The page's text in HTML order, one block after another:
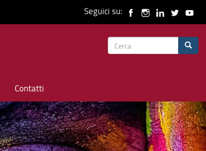
Seguici su:
Form
Contatti